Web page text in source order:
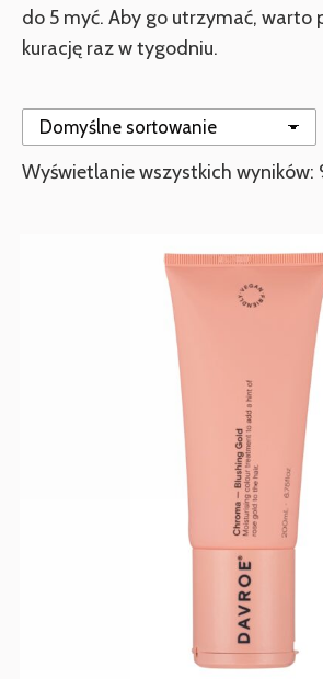
do 5 myć. Aby go utrzymać, warto
kurację raz w tygodniu.
Wyświetlanie wszystkich wyników: